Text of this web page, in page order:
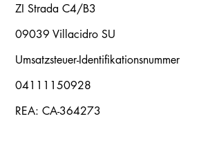
ZI Strada C4/B3
09039 Villacidro SU
Umsatzsteuer-Identifikationsnummer
04111150928
REA: CA-364273